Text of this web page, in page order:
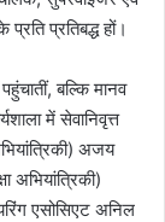
प्रतिबद्ध हों।
बल्कि मानव
में सेवानिवृत्त
अजय
एसोसिएट अनिल